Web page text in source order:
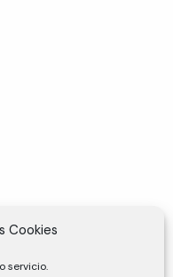
Cookies
servicio.